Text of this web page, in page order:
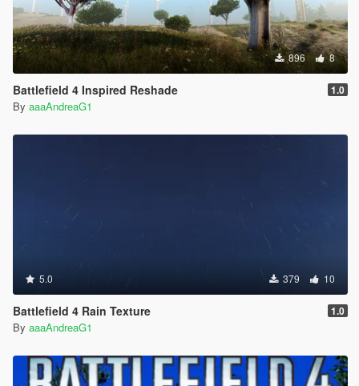
896 8
Battlefield 4 Inspired Reshade 1.0
By aaaAndreaG1
5.0 379 10
Battlefield 4 Rain Texture 1.0
By aaaAndreaG1